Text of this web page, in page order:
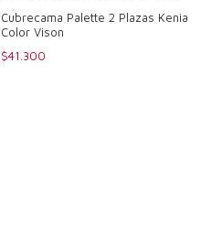
Cubrecama Palette 2 Plazas Kenia
Color Vison
$41.300